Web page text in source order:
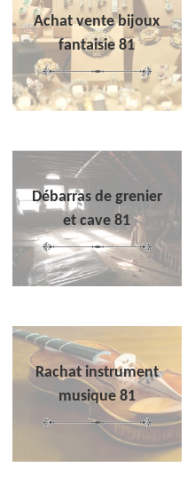
Achat vente bijoux
fantaisie 81
Débarras de grenier
et cave 81
Rachat instrument
musique 81